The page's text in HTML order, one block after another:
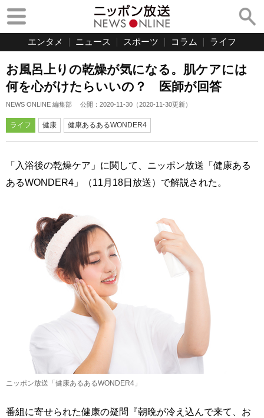
エンタメ ニュース スポーツ コラム ライフ
お風呂上りの乾燥が気になる。肌ケアには
何を心がけたらいいの？ 医師が回答
NEWS ONLINE 編集部 公開： 2020-11-30 （2020-11-30更新）
ライフ 健康 健康あるあるWONDER4
「入浴後の乾燥ケア」に関して、ニッポン放送「健康ある
あるWONDER4」（11月18日放送）で解説された。
ニッポン放送「健康あるあるWONDER4」
番組に寄せられた健康の疑問『朝晩が冷え込んで来て、お